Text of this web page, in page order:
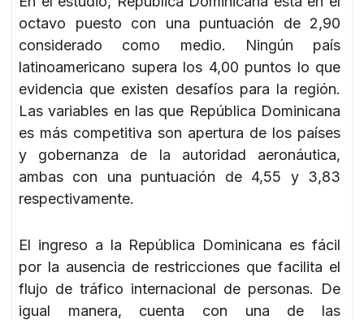
octavo puesto con una puntuación de 2,90
considerado como medio. Ningún país
latinoamericano supera los 4,00 puntos lo que
evidencia que existen desafíos para la región.
Las variables en las que República Dominicana
es más competitiva son apertura de los países
y gobernanza de la autoridad aeronáutica,
ambas con una puntuación de 4,55 y 3,83
respectivamente.
El ingreso a la República Dominicana es fácil
por la ausencia de restricciones que facilita el
flujo de tráfico internacional de personas. De
igual manera, cuenta con una de las